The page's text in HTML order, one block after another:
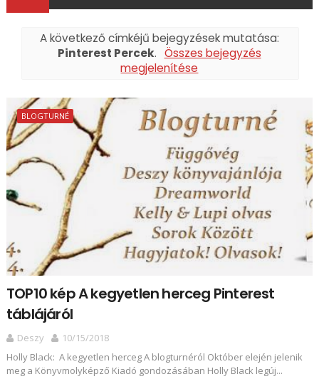
A következő címkéjű bejegyzések mutatása:
Pinterest Percek. Összes bejegyzés
megjelenítése
BLOGTURNÉ
TOP10 kép A kegyetlen herceg Pinterest
táblájáról
Deszy
10/15/2018
Holly Black: A kegyetlen herceg A blogturnéról Október elején jelenik
meg a Könyvmolyképző Kiadó gondozásában Holly Black legúj...